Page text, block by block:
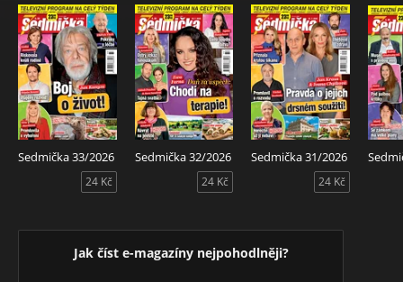
Sedmička 33/2026
24 Kč
Sedmička 32/2026
24 Kč
Sedmička 31/2026
24 Kč
Jak číst e-magazíny nejpohodlněji?